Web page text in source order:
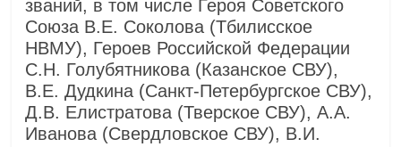
званий, в том числе Героя Советского
Союза В.Е. Соколова (Тбилисское
НВМУ), Героев Российской Федерации
С.Н. Голубятникова (Казанское СВУ),
В.Е. Дудкина (Санкт-Петербургское СВУ),
Д.В. Елистратова (Тверское СВУ), А.А.
Иванова (Свердловское СВУ), В.И.